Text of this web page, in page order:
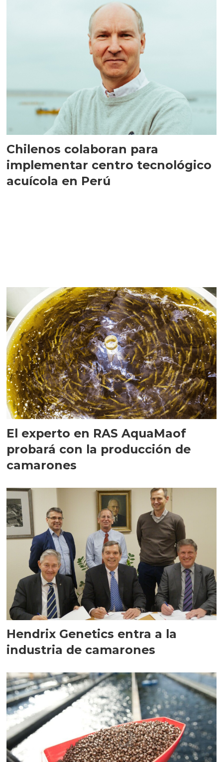
Chilenos colaboran para
implementar centro tecnológico
acuícola en Perú
El experto en RAS AquaMaof
probará con la producción de
camarones
Hendrix Genetics entra a la
industria de camarones